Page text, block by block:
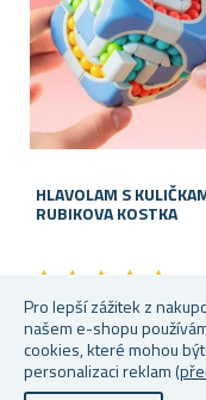
Pro lepší zážitek z
našem e-shopu
cookies, které mohou
personalizaci reklam
HLAVOLAM S
RUBIKOVA KOSTKA
★ ★ ★ ★ ★
★ ★ ★ ★ ★
199 Kč
Skladem